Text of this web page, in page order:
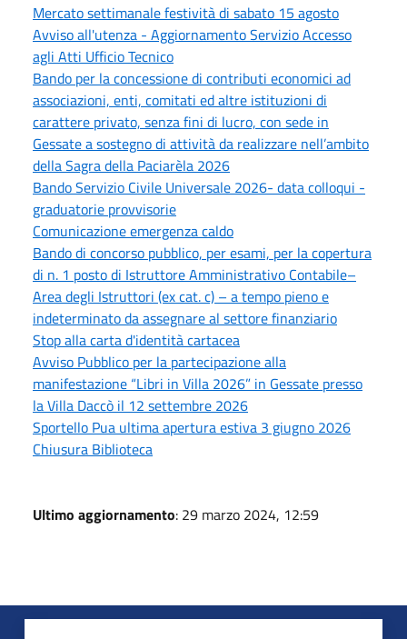
Mercato settimanale festività di sabato 15 agosto
Avviso all'utenza - Aggiornamento Servizio Accesso
agli Atti Ufficio Tecnico
Bando per la concessione di contributi economici ad
associazioni, enti, comitati ed altre istituzioni di
carattere privato, senza fini di lucro, con sede in
Gessate a sostegno di attività da realizzare nell’ambito
della Sagra della Paciarèla 2026
Bando Servizio Civile Universale 2026- data colloqui -
graduatorie provvisorie
Comunicazione emergenza caldo
Bando di concorso pubblico, per esami, per la copertura
di n. 1 posto di Istruttore Amministrativo Contabile–
Area degli Istruttori (ex cat. c) – a tempo pieno e
indeterminato da assegnare al settore finanziario
Stop alla carta d'identità cartacea
Avviso Pubblico per la partecipazione alla
manifestazione “Libri in Villa 2026” in Gessate presso
la Villa Daccò il 12 settembre 2026
Sportello Pua ultima apertura estiva 3 giugno 2026
Chiusura Biblioteca
Ultimo aggiornamento: 29 marzo 2024, 12:59